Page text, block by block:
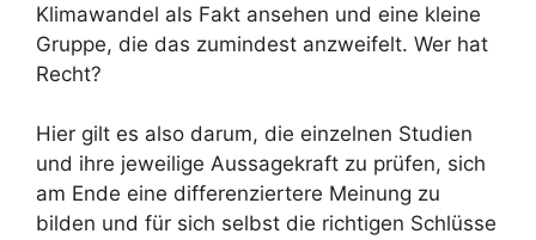
Klimawandel als Fakt ansehen und eine kleine
Gruppe, die das zumindest anzweifelt. Wer hat
Recht?
Hier gilt es also darum, die einzelnen Studien
und ihre jeweilige Aussagekraft zu prüfen, sich
am Ende eine differenziertere Meinung zu
bilden und für sich selbst die richtigen Schlüsse